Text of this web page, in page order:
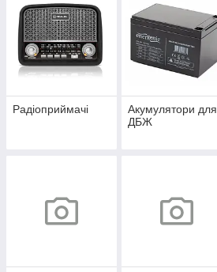
Радіоприймачі
Акумулятори для
ДБЖ